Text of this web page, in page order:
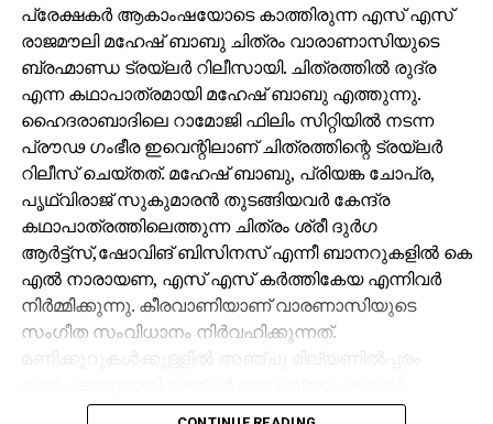
പ്രേക്ഷകർ ആകാംഷയോടെ കാത്തിരുന്ന എസ് എസ്
രാജമൗലി മഹേഷ് ബാബു ചിത്രം വാരാണാസിയുടെ
ബ്രഹ്മാണ്ഡ ട്രയ്ലർ റിലീസായി. ചിത്രത്തിൽ രുദ്ര
എന്ന കഥാപാത്രമായി മഹേഷ് ബാബു എത്തുന്നു.
ഹൈദരാബാദിലെ റാമോജി ഫിലിം സിറ്റിയിൽ നടന്ന
പ്രൗഢ ഗംഭീര ഇവെന്റിലാണ് ചിത്രത്തിന്റെ ട്രയ്ലർ
റിലീസ് ചെയ്തത്. മഹേഷ് ബാബു, പ്രിയങ്ക ചോപ്ര,
പൃഥ്വിരാജ് സുകുമാരൻ തുടങ്ങിയവർ കേന്ദ്ര
കഥാപാത്രത്തിലെത്തുന്ന ചിത്രം ശ്രീ ദുർഗ
ആർട്ട്സ്,ഷോവിങ് ബിസിനസ് എന്നീ ബാനറുകളിൽ കെ
എൽ നാരായണ, എസ് എസ് കർത്തികേയ എന്നിവർ
നിർമ്മിക്കുന്നു. കീരവാണിയാണ് വാരണാസിയുടെ
സംഗീത സംവിധാനം നിർവഹിക്കുന്നത്.
ട്രെൻഡിങ്ങിൽ മുന്നിലാണ്.